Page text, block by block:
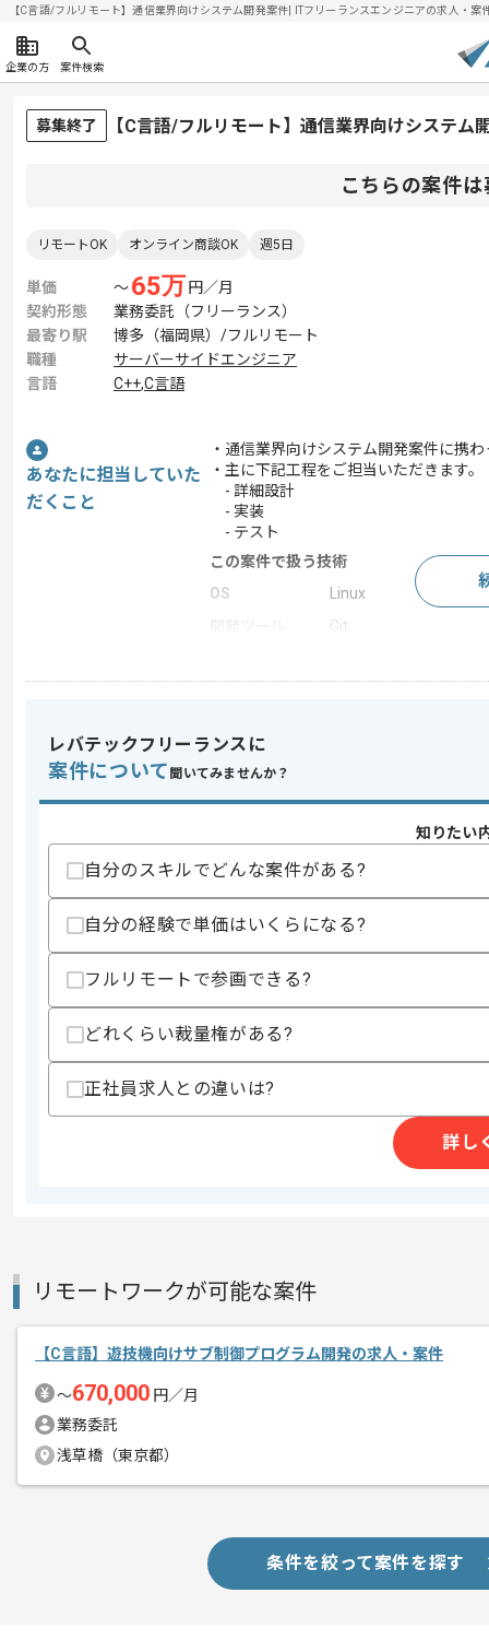
【C言語/フルリモート】通信業界向けシステム開発案件| ITフリーランスエンジニアの求人・
企業の方 案件検索
募集終了 【C言語/フルリモート】通信業界向けシステム
こちらの案件
リモートOK オンライン商談OK 週5日
単価 〜65万 円／月
契約形態
業務委託（フリーランス）
最寄り駅
博多（福岡県）/フルリモート
職種
サーバーサイドエンジニア
言語
C++,C言語
あなたに担当していた
だくこと
・通信業界向けシステム開発案件に携
・主に下記工程をご担当いただきます。
- 詳細設計
- 実装
- テスト
この案件で扱う技術
OS
Linux
Git
スキル
求めるスキル
・ネットワークの基本的な知識
・Linuxの経験
歓迎スキル
・TCP/IPの知見
・Gitの経験
・低レイヤアプリケーションの知識(プ
上記に似た経験やスキルをお持ちであれば申
レバテックから参画実績がある企業の
レバテックフリーランスに
案件について 聞いてみませんか？
知りたい
自分のスキルでどんな案件がある?
自分の経験で単価はいくらになる?
フルリモートで参画できる?
どれくらい裁量権がある?
正社員求人との違いは?
詳し
リモートワークが可能な案件
【C言語】遊技機向けサブ制御プログラム開発の求人・案件
〜670,000 円／月
業務委託
浅草橋（東京都）
条件を絞って案件を探す